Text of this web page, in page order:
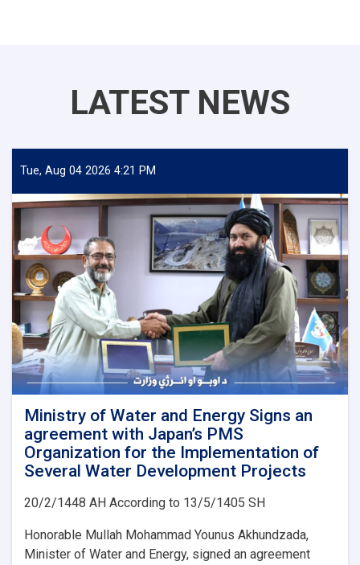
LATEST NEWS
Tue, Aug 04 2026 4:21 PM
Ministry of Water and Energy Signs an
agreement with Japan’s PMS
Organization for the Implementation of
Several Water Development Projects
20/2/1448 AH According to 13/5/1405 SH
Honorable Mullah Mohammad Younus Akhundzada,
Minister of Water and Energy, signed an agreement